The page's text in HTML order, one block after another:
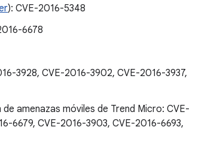
): CVE-2016-5348
6678
3928, CVE-2016-3902, CVE-2016-3937,
amenazas móviles de Trend Micro: CVE-
6679, CVE-2016-3903, CVE-2016-6693,